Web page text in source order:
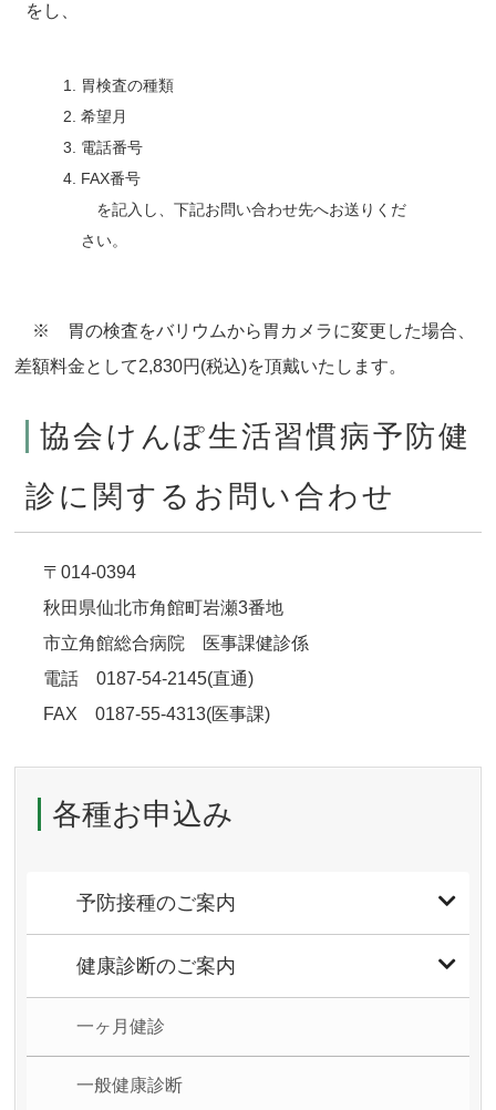
をし、
胃検査の種類
希望月
電話番号
FAX番号
を記入し、下記お問い合わせ先へお送りくだ
さい。
※ 胃の検査をバリウムから胃カメラに変更した場合、
差額料金として2,830円(税込)を頂戴いたします。
協会けんぽ生活習慣病予防健
診に関するお問い合わせ
〒014-0394
秋田県仙北市角館町岩瀬3番地
市立角館総合病院 医事課健診係
電話 0187-54-2145(直通)
FAX 0187-55-4313(医事課)
各種お申込み
予防接種のご案内
健康診断のご案内
一ヶ月健診
一般健康診断